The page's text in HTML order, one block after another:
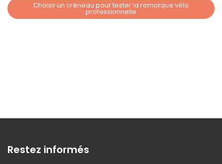
Choisir un créneau pour tester la remorque vélo
professionnelle
Restez informés